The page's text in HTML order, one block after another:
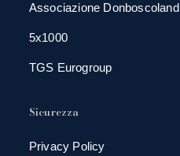
Associazione Donboscoland
5x1000
TGS Eurogroup
Sicurezza
Privacy Policy